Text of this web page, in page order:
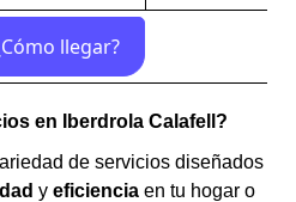
en Iberdrola Calafell?
de servicios diseñados
y eficiencia en tu hogar o